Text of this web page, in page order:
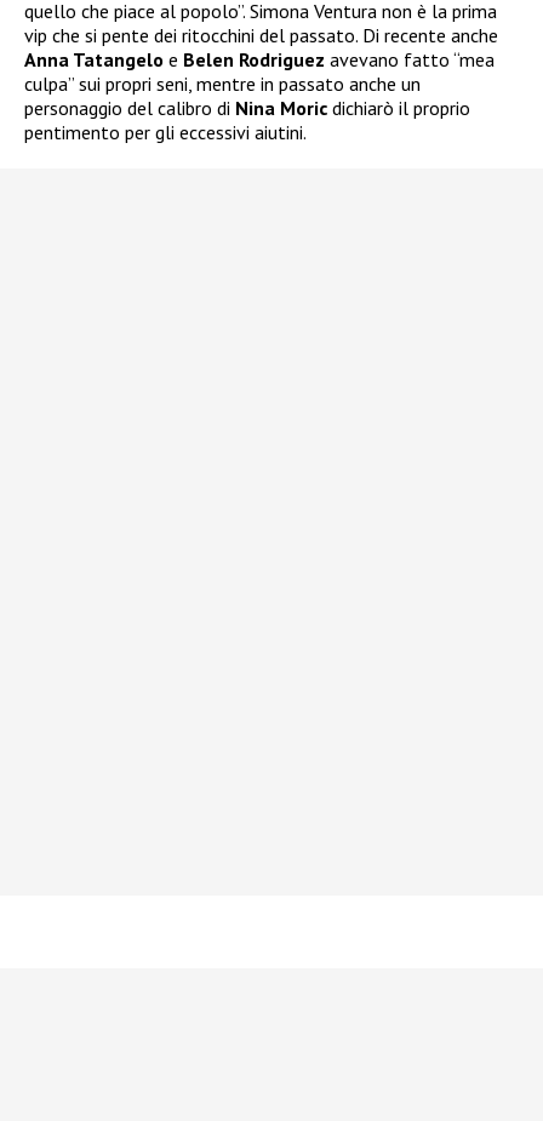
quello che piace al popolo”. Simona Ventura non è la prima
vip che si pente dei ritocchini del passato. Di recente anche
Anna Tatangelo e Belen Rodriguez avevano fatto “mea
culpa” sui propri seni, mentre in passato anche un
personaggio del calibro di Nina Moric dichiarò il proprio
pentimento per gli eccessivi aiutini.